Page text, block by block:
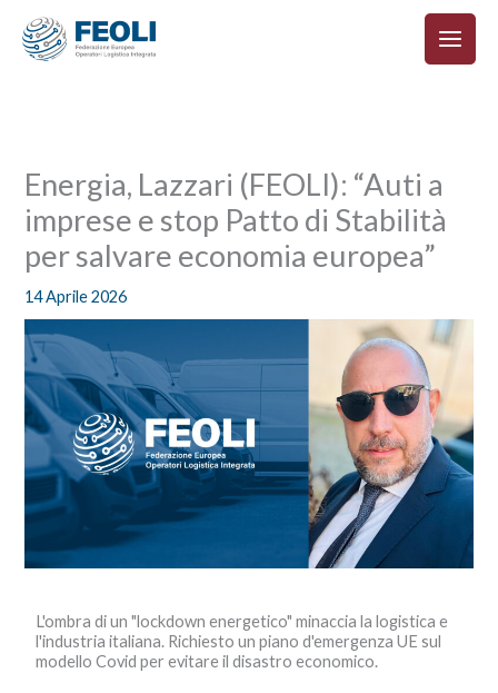
contenuto
Energia, Lazzari (FEOLI): “Auti a
imprese e stop Patto di Stabilità
per salvare economia europea”
14 Aprile 2026
L'ombra di un "lockdown energetico" minaccia la logistica e
l'industria italiana. Richiesto un piano d'emergenza UE sul
modello Covid per evitare il disastro economico.